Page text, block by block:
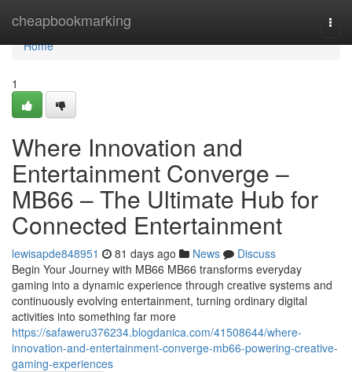
cheapbookmarking
Home
Home
1
Where Innovation and
Entertainment Converge –
MB66 – The Ultimate Hub for
Connected Entertainment
lewisapde848951 81 days ago News
Discuss
Begin Your Journey with MB66 MB66 transforms everyday
gaming into a dynamic experience through creative systems and
continuously evolving entertainment, turning ordinary digital
activities into something far more
https://safaweru376234.blogdanica.com/41508644/where-
innovation-and-entertainment-converge-mb66-powering-creative-
gaming-experiences